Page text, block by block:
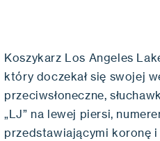
Koszykarz Los Angeles
który doczekał się swojej
przeciwsłoneczne,
„LJ” na lewej piersi,
przedstawiającymi koronę